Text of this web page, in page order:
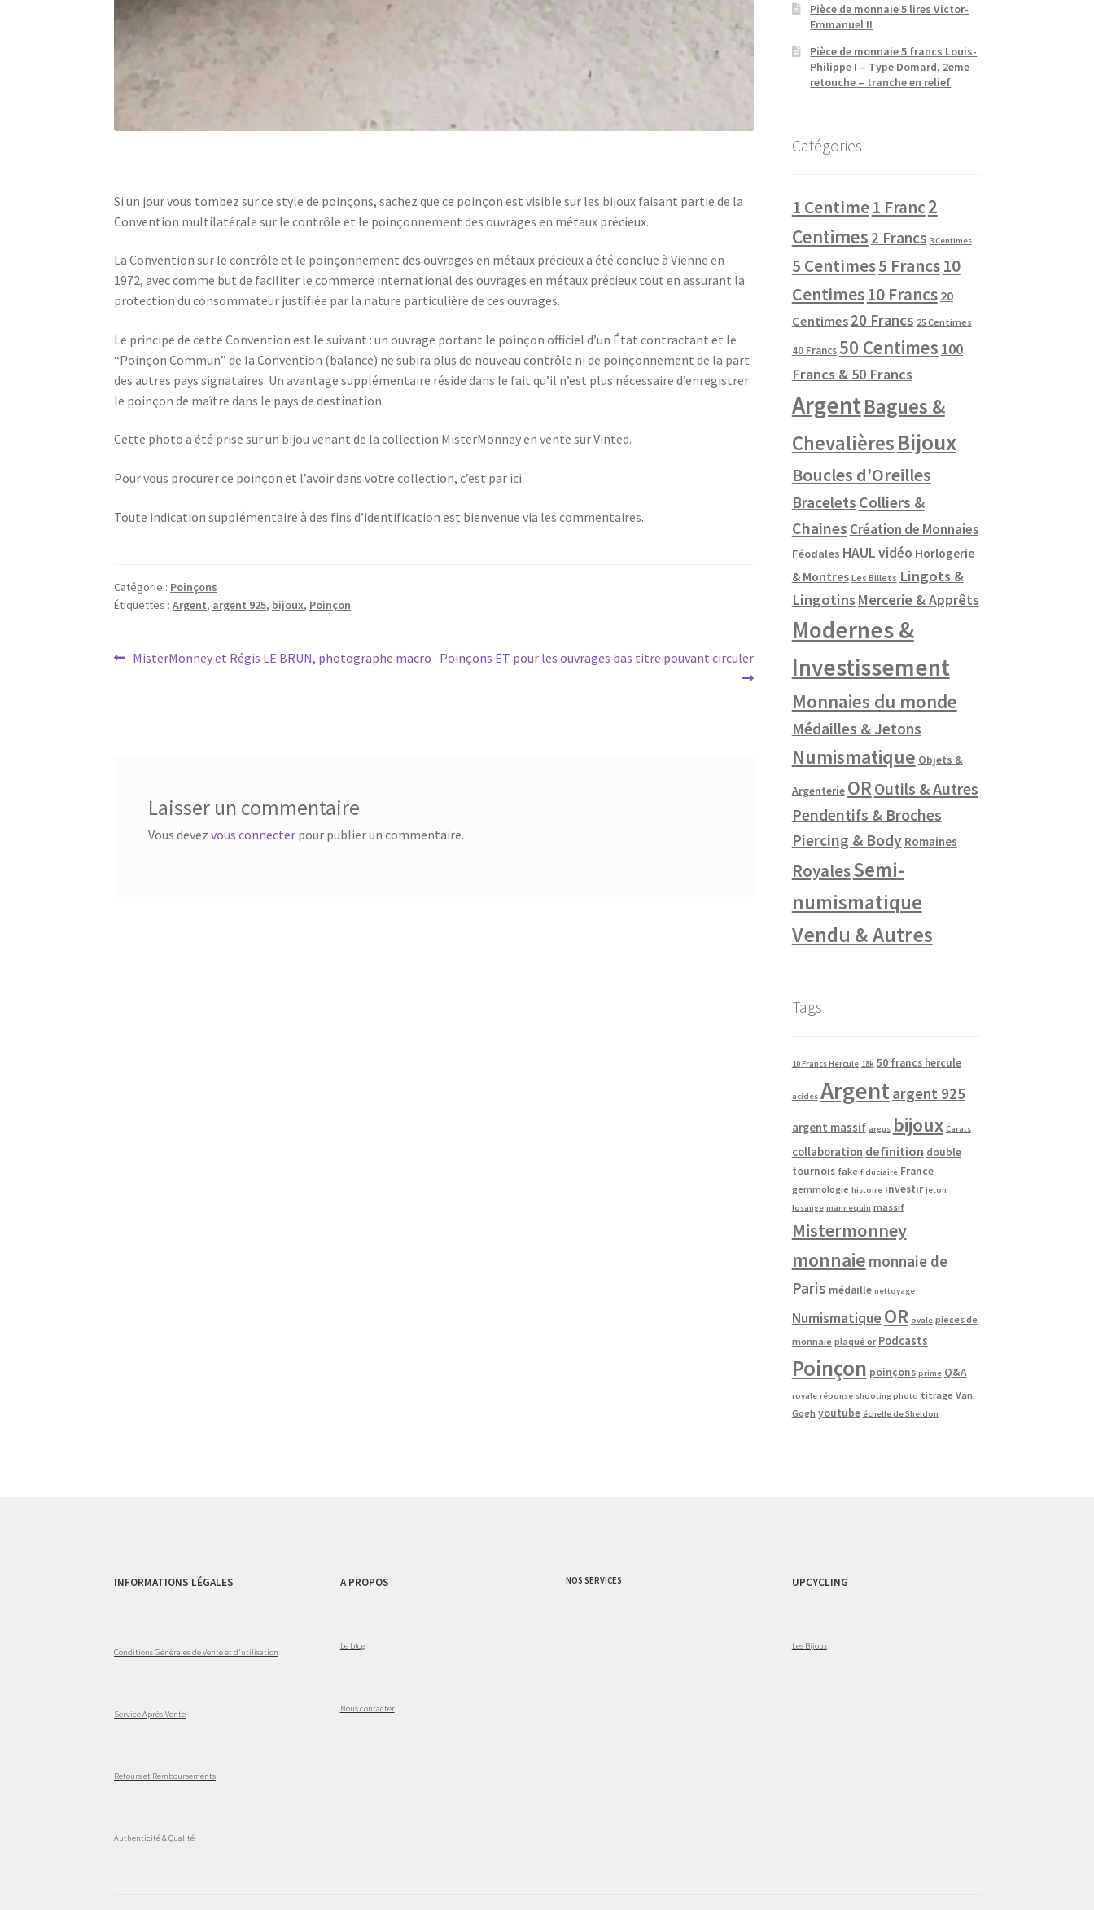
Si un jour vous tombez sur ce style de poinçons, sachez que ce poinçon est visible sur les bijoux faisant partie de la
Convention multilatérale sur le contrôle et le poinçonnement des ouvrages en métaux précieux.
La Convention sur le contrôle et le poinçonnement des ouvrages en métaux précieux a été conclue à Vienne en
1972, avec comme but de faciliter le commerce international des ouvrages en métaux précieux tout en assurant la
protection du consommateur justifiée par la nature particulière de ces ouvrages.
Le principe de cette Convention est le suivant : un ouvrage portant le poinçon officiel d’un État contractant et le
“Poinçon Commun” de la Convention (balance) ne subira plus de nouveau contrôle ni de poinçonnement de la part
des autres pays signataires. Un avantage supplémentaire réside dans le fait qu’il n’est plus nécessaire d’enregistrer
le poinçon de maître dans le pays de destination.
Cette photo a été prise sur un bijou venant de la collection MisterMonney en vente sur Vinted.
Pour vous procurer ce poinçon et l’avoir dans votre collection, c’est par ici.
Toute indication supplémentaire à des fins d’identification est bienvenue via les commentaires.
Catégorie : Poinçons
Étiquettes :Argent, argent 925, bijoux, Poinçon
MisterMonney et Régis LE BRUN, photographe macro Poinçons ET pour les ouvrages bas titre pouvant circuler
Laisser un commentaire
Vous devez vous connecterpour publier un commentaire.
Pièce de monnaie 5 lires Victor-
Emmanuel II
Pièce de monnaie 5 francs Louis-
Philippe I – Type Domard, 2eme
retouche – tranche en relief
Catégories
1 Centime1 Franc2
Centimes 2 Francs 3 Centimes
5 Centimes5 Francs10
Centimes10 Francs 20
Centimes 20 Francs 25 Centimes
40 Francs 50 Centimes 100
Francs & 50 Francs
ArgentBagues &
ChevalièresBijoux
Boucles d'Oreilles
Bracelets Colliers &
Chaines Création de Monnaies
Féodales HAUL vidéo Horlogerie
& Montres Les Billets Lingots &
Lingotins Mercerie & Apprêts
Modernes &
Investissement
Monnaies du monde
Médailles & Jetons
Numismatique Objets &
Argenterie OR Outils & Autres
Pendentifs & Broches
Piercing & Body Romaines
RoyalesSemi-
numismatique
Vendu & Autres
Tags
10 Francs Hercule 18k 50 francs hercule
acides Argentargent 925
argent massif argus bijoux Carats
collaboration definition double
tournois fake fiduciaire France
gemmologie histoire investir jeton
losange mannequin massif
Mistermonney
monnaie monnaie de
Paris médaille nettoyage
Numismatique OR ovale pieces de
monnaie plaqué or Podcasts
Poinçon poinçons prime Q&A
royale réponse shooting photo titrage Van
Gogh youtube échelle de Sheldon
INFORMATIONS LÉGALES
Conditions Générales de Vente et d'utilisation
Service Après-Vente
Retours et Remboursements
Authenticité & Qualité
A PROPOS
Le blog
Nous contacter
NOS SERVICES UPCYCLING
Les Bijoux